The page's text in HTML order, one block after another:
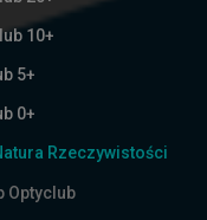
10+
5+
0+
Rzeczywistości